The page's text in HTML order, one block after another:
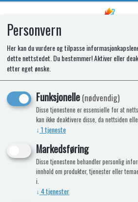
SPARES KIT - ENIGMA
BK
Personvern
Her kan du vurdere og tilpasse
dette nettstedet. Du bestemmer! Aktiver eller
etter eget ønske.
Funksjonelle(nødvendig)
Disse tjenestene er essensielle for at
kan ikke deaktivere disse, da nettsiden
↓ 1tjeneste
Markedsføring
Disse tjenestene behandler personlig
innhold om produkter, tjenester eller
i.
↓ 4tjenester